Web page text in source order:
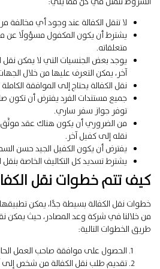
لا تنقل الكفالة عند وجود أي مخالفة
يشترط أن يكون المكفول مسؤولًا عن
متعلقاته.
يوجد بعض الجنسيات التي لا يمكن
آخر، يمكن التعرف عليها من خلال
نقل الكفالة يحتاج إلى الموافقة
جميع مستندات الفرد يفترض أن تكون
توفر جواز سفر ساري.
من الضروري أن يكون هناك عقد موثَّق
نقله إلى كفيل آخر.
يفترض أن يكون الكفيل الجيد حسن
يشترط تسديد كل التكاليف الخاصة بنقل
كيف تتم خطوات نقل
خطوات نقل الكفالة بسيطة جدًّا، يمكن
من خلالنا في شركة وعد المصادر، حيث يمكن
طريق الخطوات التالية:
الحصول على موافقة صاحب العمل
تقديم طلب نقل الكفالة من شخص إلى